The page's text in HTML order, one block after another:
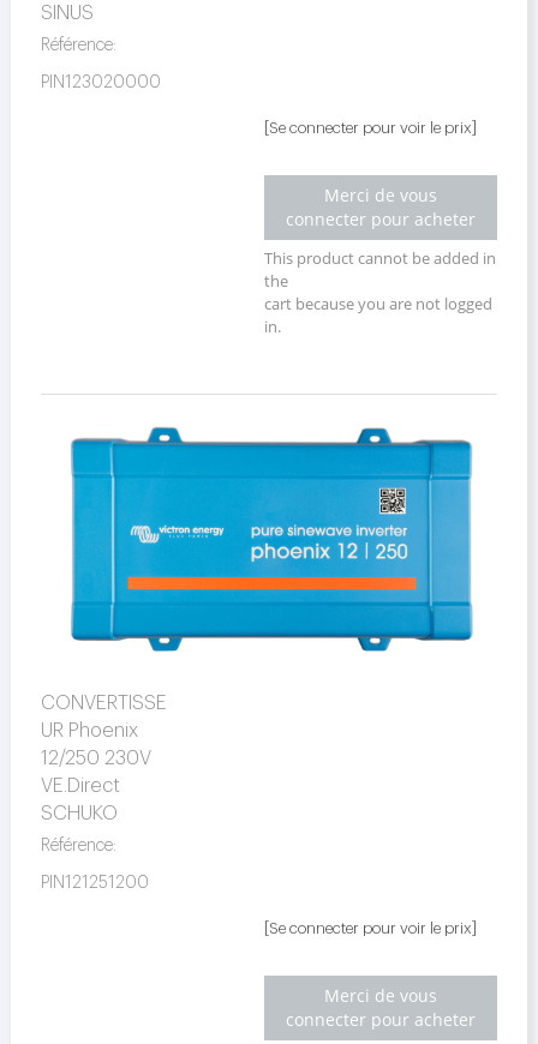
SINUS
Référence:
PIN123020000
[Se connecter pour voir le prix]
Merci de vous
connecter pour acheter
This product cannot be added in
the
cart because you are not logged
in.
CONVERTISSE
UR Phoenix
12/250 230V
VE.Direct
SCHUKO
Référence:
PIN121251200
[Se connecter pour voir le prix]
Merci de vous
connecter pour acheter